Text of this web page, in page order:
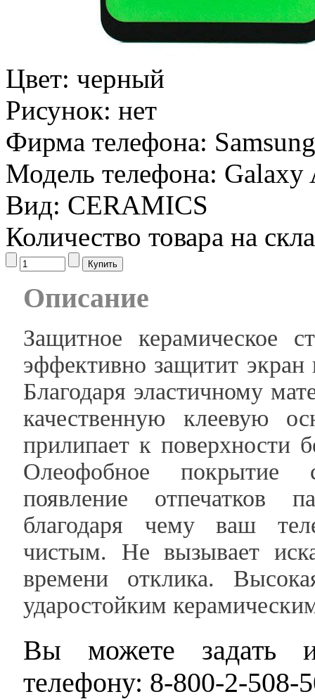
Цвет: черный
Рисунок: нет
Фирма телефона: Samsung
Модель телефона: Galaxy
Вид: CERAMICS
Количество товара на
Описание
Защитное керамическое
эффективно защитит
Благодаря эластичному
качественную клеевую
прилипает к поверхности
Олеофобное покрытие
появление отпечатков
благодаря чему ваш
чистым. Не вызывает
времени отклика.
ударостойким
Вы можете задать
телефону: 8-800-2-508-